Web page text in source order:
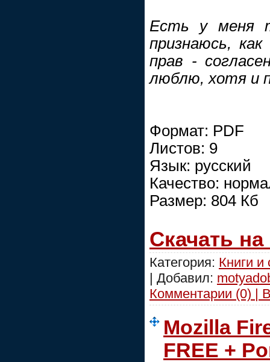
Есть у меня
признаюсь,
прав -
люблю, хотя и
Формат: PDF
Листов: 9
Язык: русский
Качество:
Размер: 804 Кб
Скачать
Категория: Книги и
| Добавил:
Комментарии (0) |
Mozilla
FREE +